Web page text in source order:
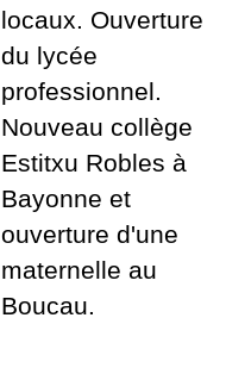
locaux. Ouverture
du lycée
professionnel.
Nouveau collège
Estitxu Robles à
Bayonne et
ouverture d'une
maternelle au
Boucau.